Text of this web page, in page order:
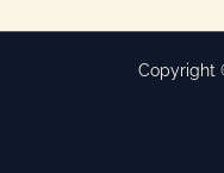
Copyright